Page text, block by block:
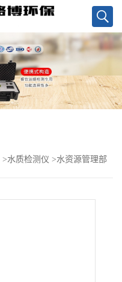
>水质检测仪 >水资源管理部